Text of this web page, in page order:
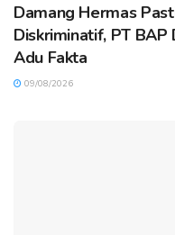
Damang Hermas
Diskriminatif, PT
Adu Fakta
09/08/2026